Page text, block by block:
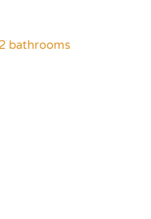
bathrooms